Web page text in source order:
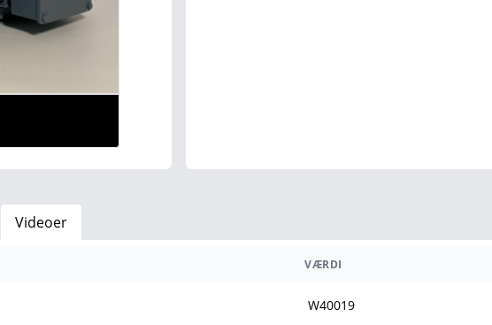
Videoer
VÆRDI
W40019